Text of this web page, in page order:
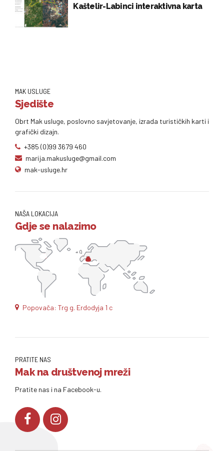
Kaštelir-Labinci interaktivna karta
MAK USLUGE
Sjedište
Obrt Mak usluge, poslovno savjetovanje, izrada turističkih karti i
grafički dizajn.
+385 (0)99 3679 460
marija.makusluge@gmail.com
mak-usluge.hr
NAŠA LOKACIJA
Gdje se nalazimo
Popovača: Trg g. Erdodyja 1 c
PRATITE NAS
Mak na društvenoj mreži
Pratite nas i na Facebook-u.